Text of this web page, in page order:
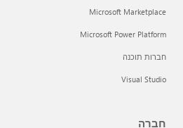
Microsoft Marketplace
Microsoft Power Platform
חברות תוכנה
Visual Studio
חברה